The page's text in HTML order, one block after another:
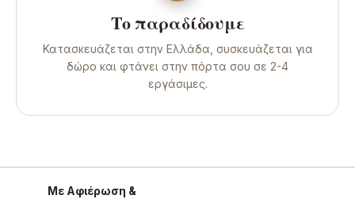
Το παραδίδουμε
Κατασκευάζεται στην Ελλάδα, συσκευάζεται για
δώρο και φτάνει στην πόρτα σου σε 2-4
εργάσιμες.
Με Αφιέρωση &